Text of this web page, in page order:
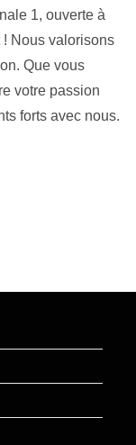
1, ouverte à
! Nous valorisons
Que vous
votre passion
forts avec nous.